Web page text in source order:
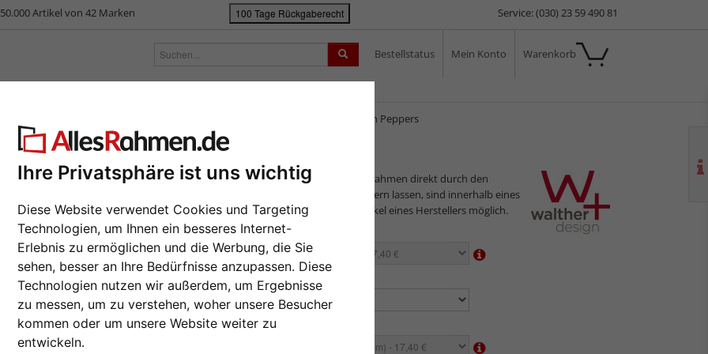
Ihre Privatsphäre ist uns wichtig
Diese Website verwendet Cookies und Targeting
Technologien, um Ihnen ein besseres Internet-
Erlebnis zu ermöglichen und die Werbung, die Sie
sehen, besser an Ihre Bedürfnisse anzupassen. Diese
Technologien nutzen wir außerdem, um Ergebnisse
zu messen, um zu verstehen, woher unsere Besucher
kommen oder um unsere Website weiter zu
entwickeln.
Artikel von 42 Marken 100 Tage Rückgaberecht Service: (030) 23 59 490 81
Bestellstatus Mein Konto Warenkorb
3er Galerierahmen Peppers
Peppers
Da wir die Bilderrahmen direkt durch den
Hersteller ausliefern lassen, sind innerhalb eines
Auftrags nur Artikel eines Herstellers möglich.
Farbe wählen: